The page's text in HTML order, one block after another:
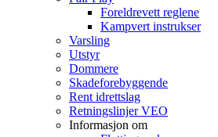
Foreldrevett reglene
Kampvert instrukser
Varsling
Utstyr
Dommere
Skadeforebyggende
Rent idrettslag
Retningslinjer VEO
Informasjon om